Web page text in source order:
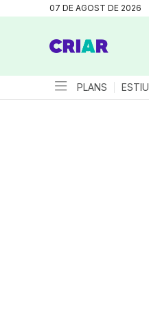
07 DE AGOST DE 2026
PLANS ESTIU